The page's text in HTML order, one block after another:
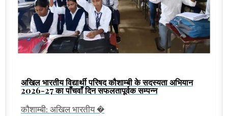
अखिल भारतीय विद्यार्थी परिषद कौशाम्बी के सदस्यता अभियान
2026-27 का पाँचवाँ दिन सफलतापूर्वक सम्पन्न
कौशाम्बी: अखिल भारतीय �